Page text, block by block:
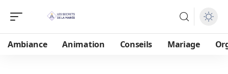
Ambiance Animation Conseils Mariage